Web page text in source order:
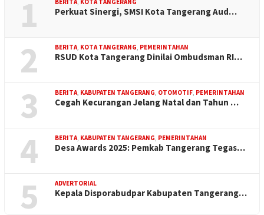
1 Perkuat Sinergi, SMSI Kota Tangerang Aud…
2 BERITA KOTA TANGERANG PEMERINTAHAN
RSUD Kota Tangerang Dinilai Ombudsman RI…
3 BERITA KABUPATEN TANGERANG OTOMOTIF PEMERINTAHAN
Cegah Kecurangan Jelang Natal dan Tahun …
4 BERITA KABUPATEN TANGERANG PEMERINTAHAN
Desa Awards 2025: Pemkab Tangerang Tegas…
5 ADVERTORIAL
Kepala Disporabudpar Kabupaten Tangerang…